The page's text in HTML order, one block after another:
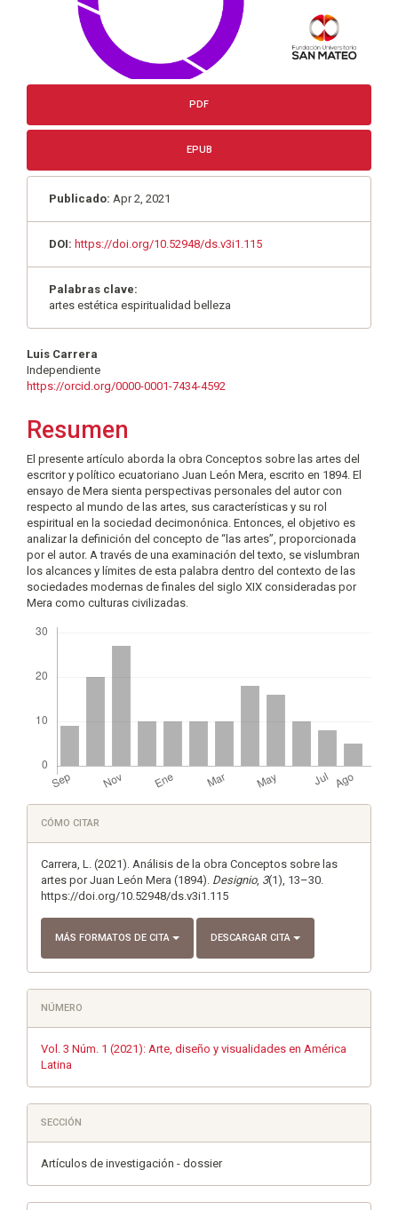
PDF
EPUB
Publicado: Apr 2, 2021
DOI: https://doi.org/10.52948/ds.v3i1.115
Palabras clave:
artes estética espiritualidad belleza
Contenido
principal
artículo
Luis Carrera
Independiente
https://orcid.org/0000-0001-7434-4592
Resumen
El presente artículo aborda la obra Conceptos sobre las artes del
escritor y político ecuatoriano Juan León Mera, escrito en 1894. El
ensayo de Mera sienta perspectivas personales del autor con
respecto al mundo de las artes, sus características y su rol
espiritual en la sociedad decimonónica. Entonces, el objetivo es
analizar la definición del concepto de “las artes”, proporcionada
por el autor. A través de una examinación del texto, se vislumbran
los alcances y límites de esta palabra dentro del contexto de las
sociedades modernas de finales del siglo XIX consideradas por
Mera como culturas civilizadas.
Detalles
del
artículo
CÓMO CITAR
Carrera, L. (2021). Análisis de la obra Conceptos sobre las
artes por Juan León Mera (1894). Designio, 3(1), 13–30.
https://doi.org/10.52948/ds.v3i1.115
MÁS FORMATOS DE CITA DESCARGAR CITA
NÚMERO
Vol. 3 Núm. 1 (2021): Arte, diseño y visualidades en América
Latina
SECCIÓN
Artículos de investigación - dossier